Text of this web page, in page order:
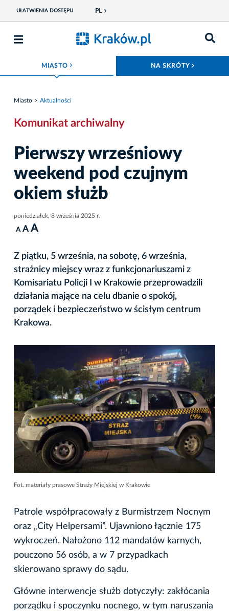
UŁATWIENIA DOSTĘPU PL
MIASTO ROZWIŃ MENU NA SKRÓTY
Miasto Aktualności
Komunikat archiwalny
Pierwszy wrześniowy
weekend pod czujnym
okiem służb
poniedziałek, 8 września 2025 r.
A A A
Z piątku, 5 września, na sobotę, 6 września,
strażnicy miejscy wraz z funkcjonariuszami z
Komisariatu Policji I w Krakowie przeprowadzili
działania mające na celu dbanie o spokój,
porządek i bezpieczeństwo w ścisłym centrum
Krakowa.
Fot. materiały prasowe Straży Miejskiej w Krakowie
Patrole współpracowały z Burmistrzem Nocnym
oraz „City Helpersami”. Ujawniono łącznie 175
wykroczeń. Nałożono 112 mandatów karnych,
pouczono 56 osób, a w 7 przypadkach
skierowano sprawy do sądu.
Główne interwencje służb dotyczyły: zakłócania
porządku i spoczynku nocnego, w tym naruszania